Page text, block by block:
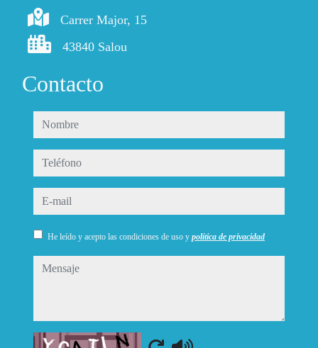
Carrer Major, 15
43840 Salou
Contacto
nombre
teléfono
e-mail
He leído y acepto las condiciones de uso y política de privacidad
mensaje
Captcha